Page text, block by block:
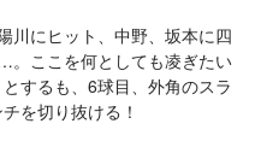
川にヒット、中野、坂本に四
。ここを何としても凌ぎたい
するも、6球目、外角のスラ
を切り抜ける！